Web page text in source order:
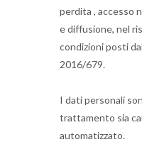
perdita , accesso
e diffusione, nel
condizioni posti
2016/679.
I dati personali
trattamento sia
automatizzato.